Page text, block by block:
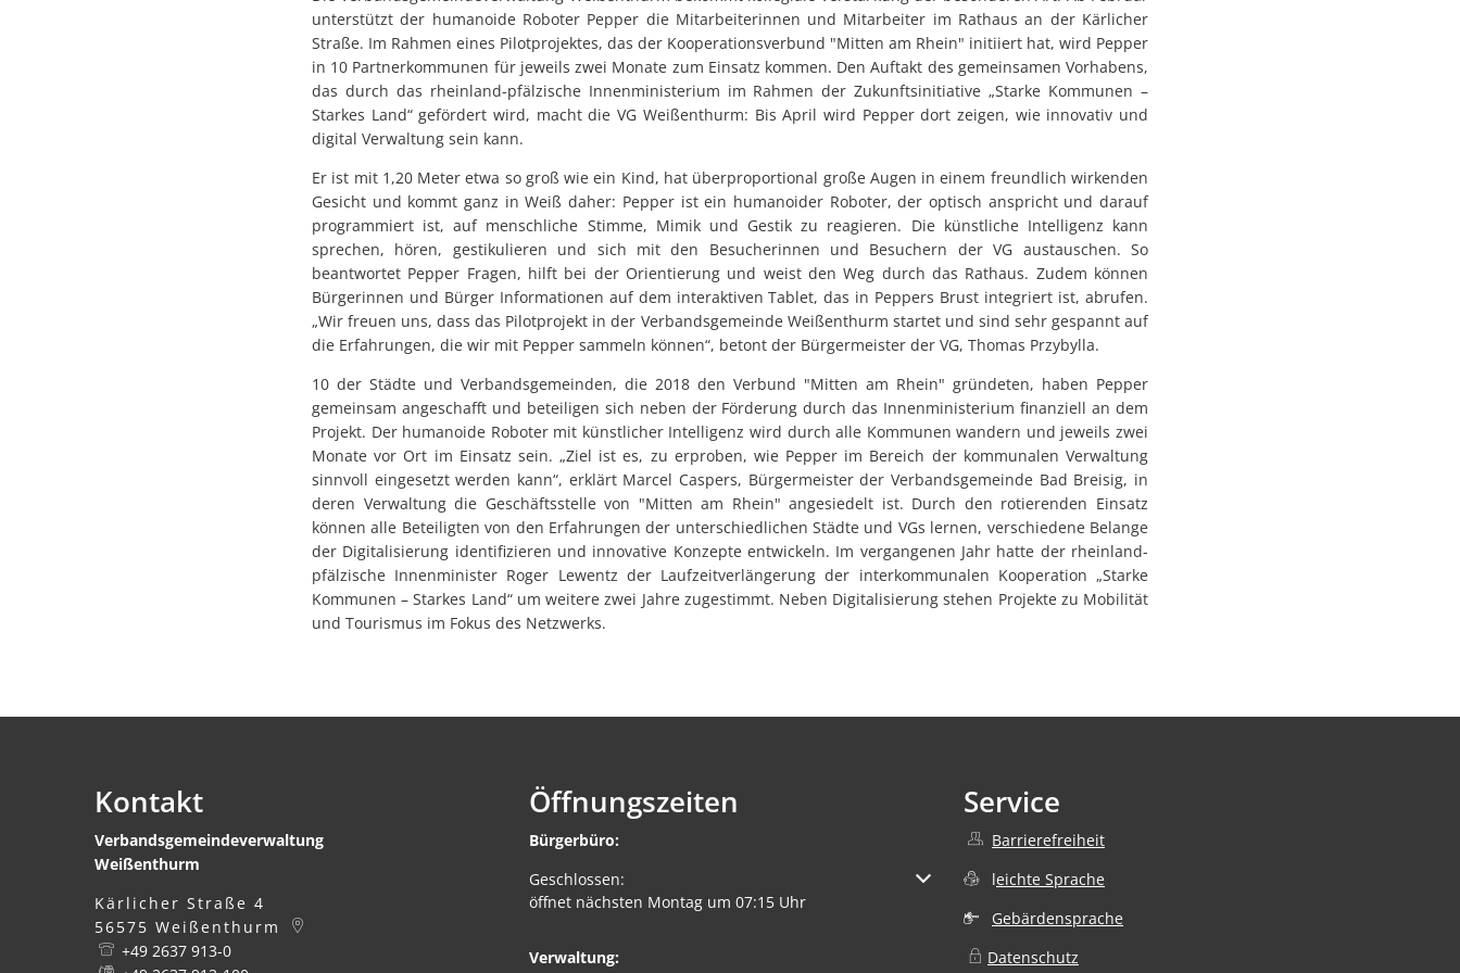
unterstützt der humanoide Roboter Pepper die Mitarbeiterinnen und Mitarbeiter im Rathaus an der Kärlicher
Straße. Im Rahmen eines Pilotprojektes, das der Kooperationsverbund "Mitten am Rhein" initiiert hat, wird Pepper
in 10 Partnerkommunen für jeweils zwei Monate zum Einsatz kommen. Den Auftakt des gemeinsamen Vorhabens,
das durch das rheinland-pfälzische Innenministerium im Rahmen der Zukunftsinitiative „Starke Kommunen –
Starkes Land“ gefördert wird, macht die VG Weißenthurm: Bis April wird Pepper dort zeigen, wie innovativ und
digital Verwaltung sein kann.
Er ist mit 1,20 Meter etwa so groß wie ein Kind, hat überproportional große Augen in einem freundlich wirkenden
Gesicht und kommt ganz in Weiß daher: Pepper ist ein humanoider Roboter, der optisch anspricht und darauf
programmiert ist, auf menschliche Stimme, Mimik und Gestik zu reagieren. Die künstliche Intelligenz kann
sprechen, hören, gestikulieren und sich mit den Besucherinnen und Besuchern der VG austauschen. So
beantwortet Pepper Fragen, hilft bei der Orientierung und weist den Weg durch das Rathaus. Zudem können
Bürgerinnen und Bürger Informationen auf dem interaktiven Tablet, das in Peppers Brust integriert ist, abrufen.
„Wir freuen uns, dass das Pilotprojekt in der Verbandsgemeinde Weißenthurm startet und sind sehr gespannt auf
die Erfahrungen, die wir mit Pepper sammeln können“, betont der Bürgermeister der VG, Thomas Przybylla.
10 der Städte und Verbandsgemeinden, die 2018 den Verbund "Mitten am Rhein" gründeten, haben Pepper
gemeinsam angeschafft und beteiligen sich neben der Förderung durch das Innenministerium finanziell an dem
Projekt. Der humanoide Roboter mit künstlicher Intelligenz wird durch alle Kommunen wandern und jeweils zwei
Monate vor Ort im Einsatz sein. „Ziel ist es, zu erproben, wie Pepper im Bereich der kommunalen Verwaltung
sinnvoll eingesetzt werden kann“, erklärt Marcel Caspers, Bürgermeister der Verbandsgemeinde Bad Breisig, in
deren Verwaltung die Geschäftsstelle von "Mitten am Rhein" angesiedelt ist. Durch den rotierenden Einsatz
können alle Beteiligten von den Erfahrungen der unterschiedlichen Städte und VGs lernen, verschiedene Belange
der Digitalisierung identifizieren und innovative Konzepte entwickeln. Im vergangenen Jahr hatte der rheinland-
pfälzische Innenminister Roger Lewentz der Laufzeitverlängerung der interkommunalen Kooperation „Starke
Kommunen – Starkes Land“ um weitere zwei Jahre zugestimmt. Neben Digitalisierung stehen Projekte zu Mobilität
und Tourismus im Fokus des Netzwerks.
Kontakt
Verbandsgemeindeverwaltung
Weißenthurm
Kärlicher Straße 4
56575 Weißenthurm
+49 2637 913-0
Öffnungszeiten
Bürgerbüro:
Klicken, um weitere Öffnungs- oder Schließzeiten auszublenden
Geschlossen:
öffnet nächsten Montag um 07:15 Uhr
Verwaltung:
Service
Barrierefreiheit
leichte Sprache
Gebärdensprache
Datenschutz